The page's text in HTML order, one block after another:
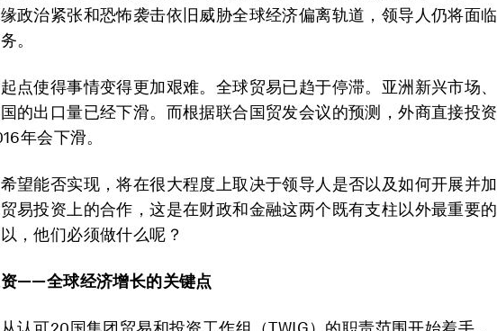
政治紧张和恐怖袭击依旧威胁全球经济偏离轨道，领导人仍将面临
。
点使得事情变得更加艰难。全球贸易已趋于停滞。亚洲新兴市场、
的出口量已经下滑。而根据联合国贸发会议的预测，外商直接投资
年会下滑。
望能否实现，将在很大程度上取决于领导人是否以及如何开展并加
易投资上的合作，这是在财政和金融这两个既有支柱以外最重要的
，他们必须做什么呢？
——全球经济增长的关键点